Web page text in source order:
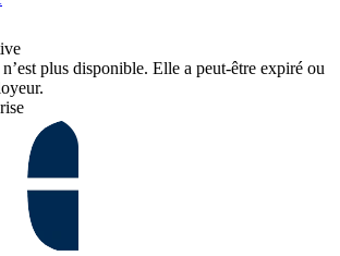
plus disponible. Elle a peut-être expiré ou